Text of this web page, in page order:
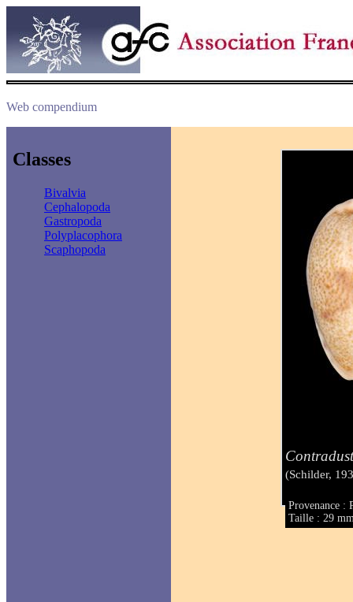
Web compendium
Classes
Bivalvia
Cephalopoda
Gastropoda
Polyplacophora
Scaphopoda
(Schilder,
Provenance :
Taille : 29